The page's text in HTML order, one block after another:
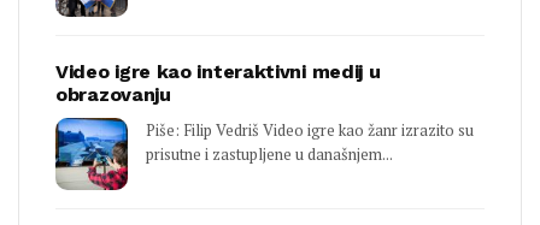
Video igre kao interaktivni medij u
obrazovanju
Piše: Filip Vedriš Video igre kao žanr izrazito su
prisutne i zastupljene u današnjem...